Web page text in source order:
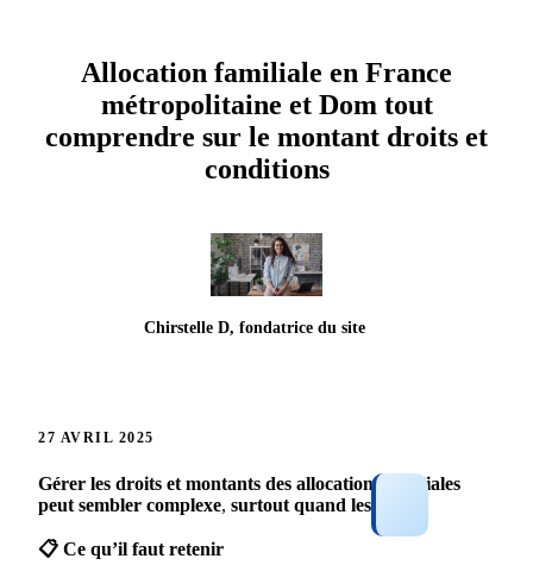
Allocation familiale en France
métropolitaine et Dom tout
comprendre sur le montant droits et
conditions
Chirstelle D, fondatrice du site
27 AVRIL 2025
Gérer les droits et montants des allocations
familiales
peut sembler complexe, surtout quand les
📋 Ce qu’il faut retenir